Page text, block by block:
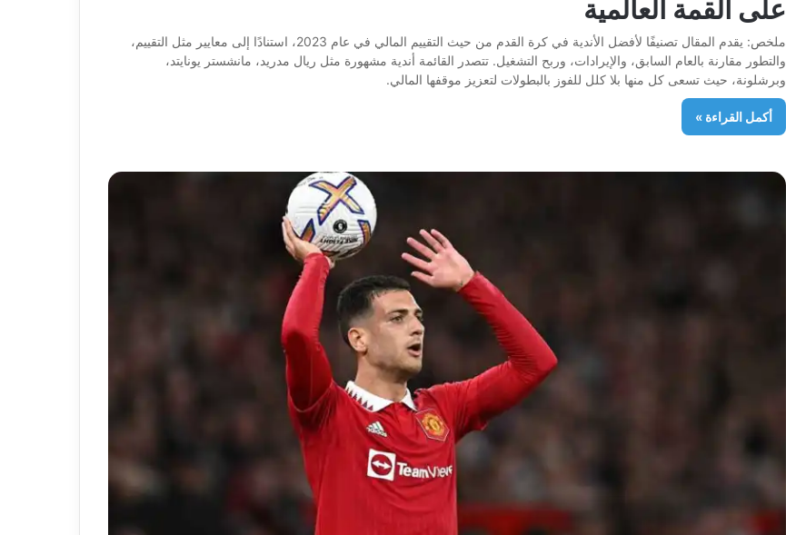
ملخص: يقدم المقال تصنيفًا لأفضل الأندية في كرة القدم من حيث التقييم المالي في عام 2023، استنادًا إلى معايير مثل التقييم،
والتطور مقارنة بالعام السابق، والإيرادات، وربح التشغيل. تتصدر القائمة أندية مشهورة مثل ريال مدريد، مانشستر يونايتد،
وبرشلونة، حيث تسعى كل منها بلا كلل للفوز بالبطولات لتعزيز موقفها المالي.
أكمل القراءة »